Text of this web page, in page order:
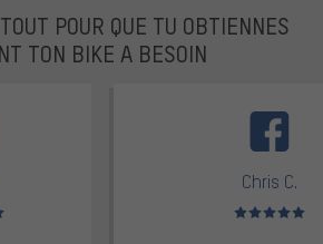
POUR QUE TU OBTIENNES
TON BIKE A BESOIN
: 5 sur 5
Chris C.
Note moyenne :